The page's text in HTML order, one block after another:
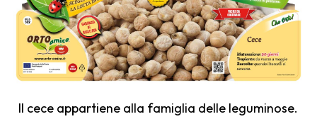
Il cece appartiene alla famiglia delle leguminose.